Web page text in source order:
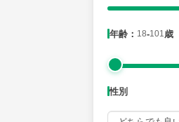
年齢： 18-101 歳
性別
年齢：18-101歳